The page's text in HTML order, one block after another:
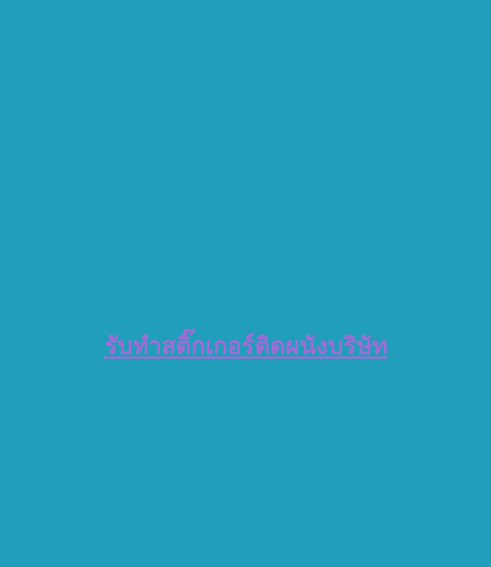
รับทำสติ๊กเกอร์ติดผนังบริษัท